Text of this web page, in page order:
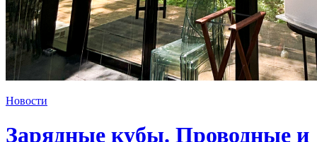
Новости
Зарядные кубы. Проводные и